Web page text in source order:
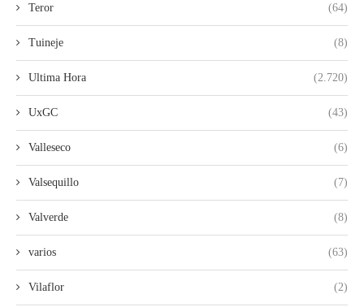
Teror (64)
Tuineje (8)
Ultima Hora (2.720)
UxGC (43)
Valleseco (6)
Valsequillo (7)
Valverde (8)
varios (63)
Vilaflor (2)